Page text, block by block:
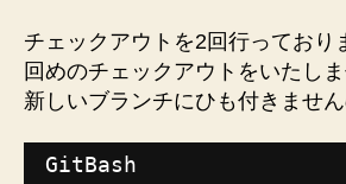
チェックアウトを2回行っており
回めのチェックアウトをいたし
新しいブランチにひも付きません
GitBash